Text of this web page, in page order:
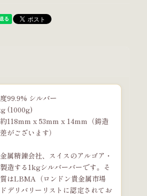
99.9% シルバー
(1000g)
118mm x 53mm x 14mm（鋳造
がございます）
属精錬会社、スイスのアルゴア・
造する1kgシルバーバーです。そ
はLBMA（ロンドン貴金属市場
デリバリーリストに認定されてお